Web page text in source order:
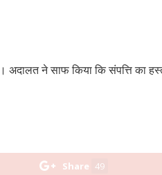
अदालत ने साफ किया कि संपत्ति का
Share 49